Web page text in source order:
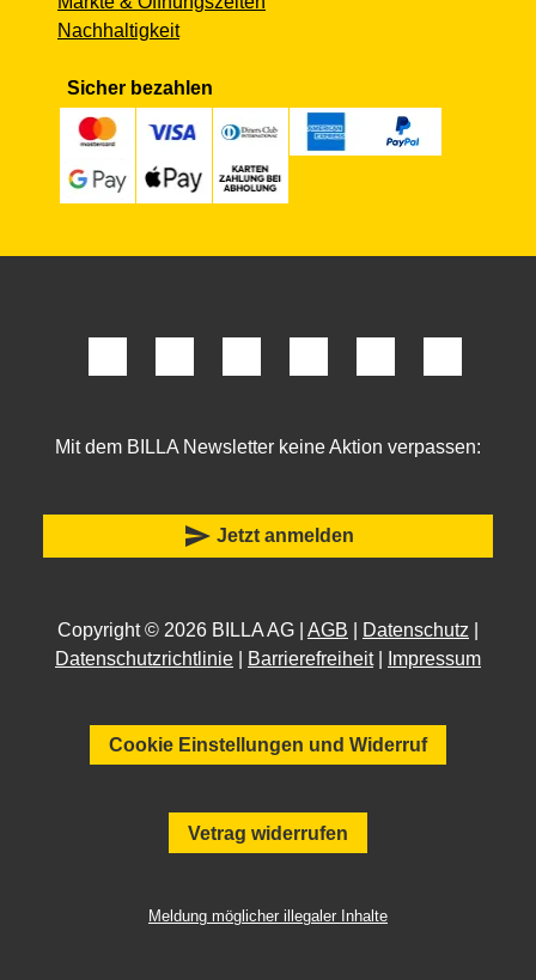
Nachhaltigkeit
Sicher bezahlen
Mit dem BILLA Newsletter keine Aktion verpassen:
send Jetzt anmelden
Copyright © 2026 BILLA AG | AGB Datenschutz
Datenschutzrichtlinie
Barrierefreiheit| Impressum
Cookie Einstellungen und Widerruf
Vetrag widerrufen
Meldung möglicher illegaler Inhalte